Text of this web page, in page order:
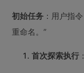
初始任务 ：用户指
重命名。”
首次探索执行 ：